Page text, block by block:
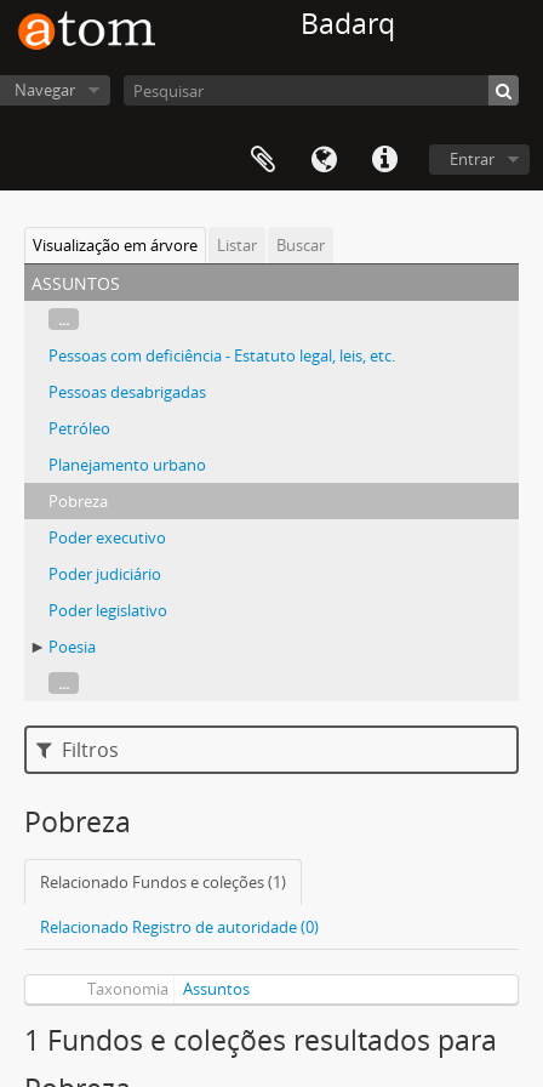
Badarq
Navegar
Entrar
Visualização em árvore Listar Buscar
assuntos
...
Pessoas com deficiência - Estatuto legal, leis, etc.
Pessoas desabrigadas
Petróleo
Planejamento urbano
Pobreza
Poder executivo
Poder judiciário
Poder legislativo
Poesia
...
Filtros
Pobreza
Relacionado Fundos e coleções (1)
Relacionado Registro de autoridade (0)
Taxonomia Assuntos
1 Fundos e coleções resultados para